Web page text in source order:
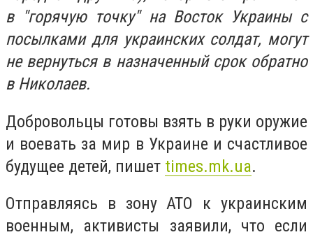
в "горячую точку" на Восток Украины с
посылками для украинских солдат, могут
не вернуться в назначенный срок обратно
в Николаев.
Добровольцы готовы взять в руки оружие
и воевать за мир в Украине и счастливое
будущее детей, пишет times.mk.ua.
Отправляясь в зону АТО к украинским
военным, активисты заявили, что если